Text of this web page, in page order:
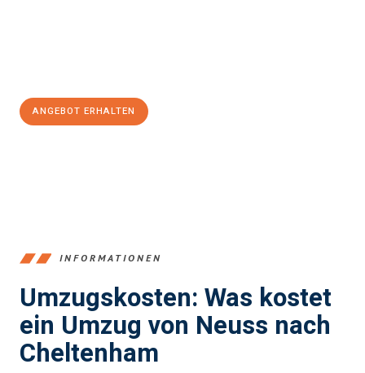
ANGEBOT ERHALTEN
INFORMATIONEN
Umzugskosten: Was kostet
ein Umzug von Neuss nach
Cheltenham